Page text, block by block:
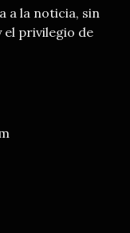
a la noticia, sin
privilegio de